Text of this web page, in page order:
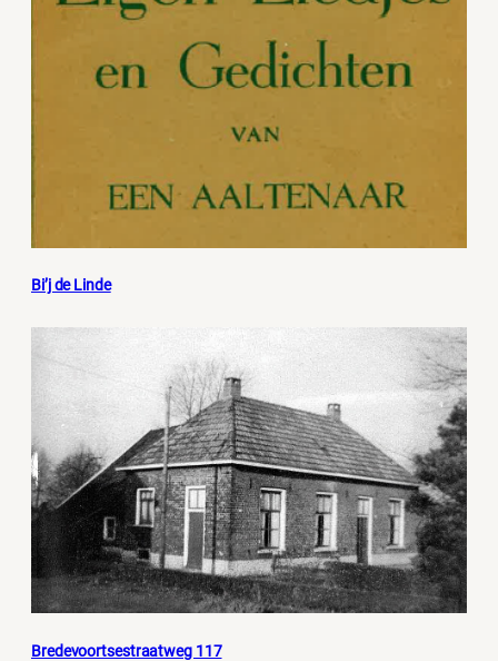
Bi’j de Linde
Bredevoortsestraatweg 117